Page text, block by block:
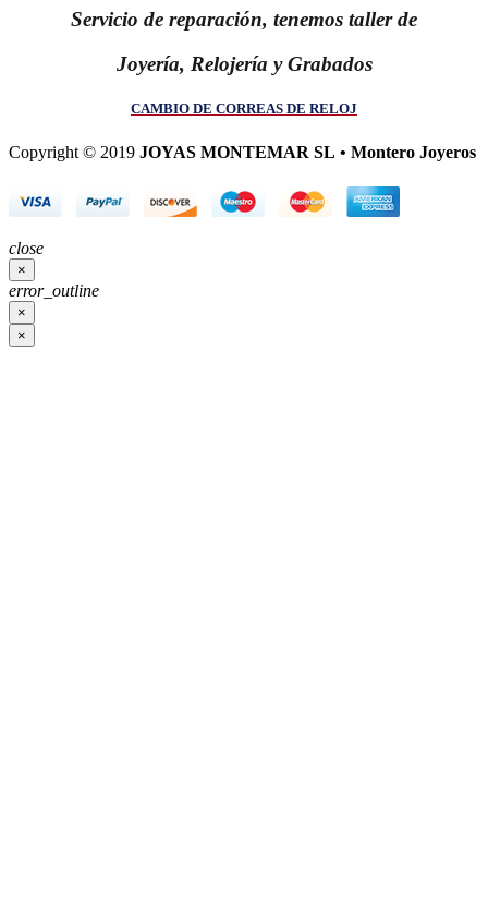
Servicio de reparación, tenemos taller de
Joyería, Relojería y Grabados
CAMBIO DE CORREAS DE RELOJ
Copyright © 2019 JOYAS MONTEMAR SL • Montero Joyeros
close
×
error_outline
×
×